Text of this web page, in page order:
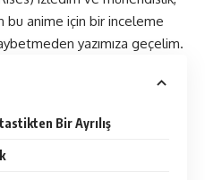
bu anime için bir inceleme
yazımıza geçelim.
Bir Ayrılış